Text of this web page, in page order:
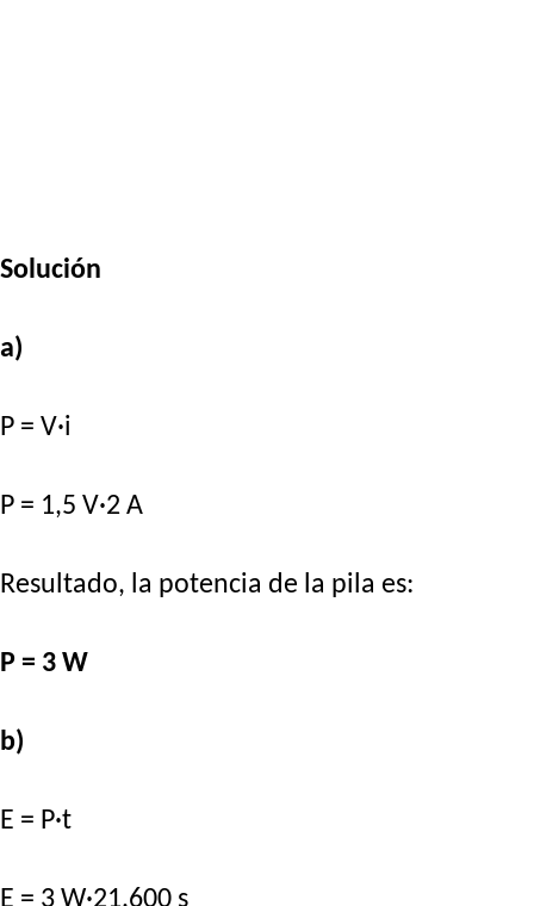
Solución
a)
P = V·i
P = 1,5 V·2 A
Resultado, la potencia de la pila es:
P = 3 W
b)
E = P·t